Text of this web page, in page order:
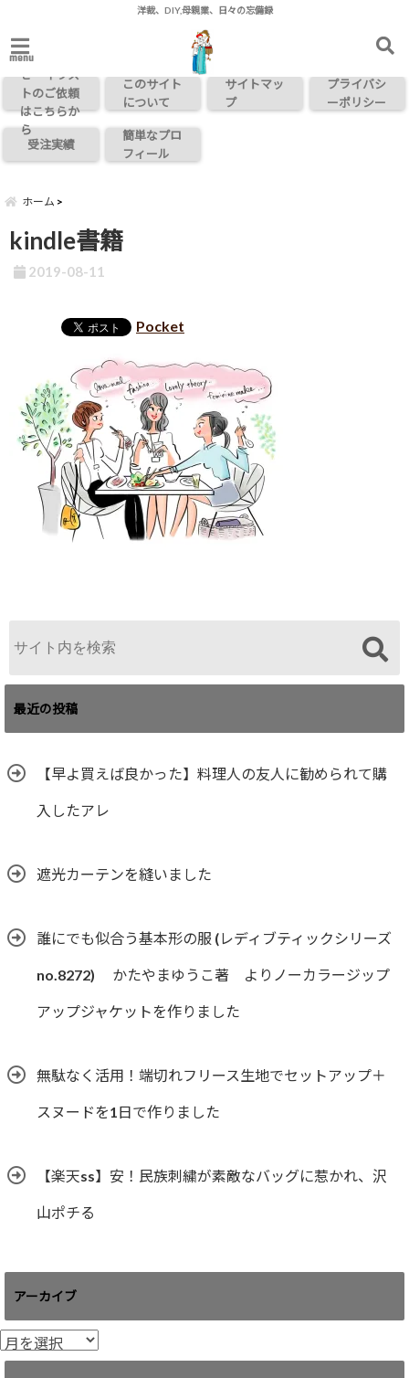
洋裁、DIY,母親業、日々の忘備録
menuお問い合わ
せ・イラス
トのご依頼
はこちらか
ら
このサイト
について
サイトマッ
プ
プライバシ
ーポリシー
受注実績
簡単なプロ
フィール
ホーム
kindle書籍
2019-08-11
Pocket
最近の投稿
【早よ買えば良かった】料理人の友人に勧められて購
入したアレ
遮光カーテンを縫いました
誰にでも似合う基本形の服 (レディブティックシリーズ
no.8272) かたやまゆうこ著 よりノーカラージップ
アップジャケットを作りました
無駄なく活用！端切れフリース生地でセットアップ＋
スヌードを1日で作りました
【楽天ss】安！民族刺繍が素敵なバッグに惹かれ、沢
山ポチる
アーカイブ
ア
ー